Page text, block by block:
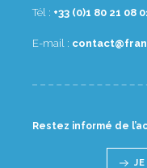
Tél : 10 80 12 08 1(0)
E-mail :
Restez informé de